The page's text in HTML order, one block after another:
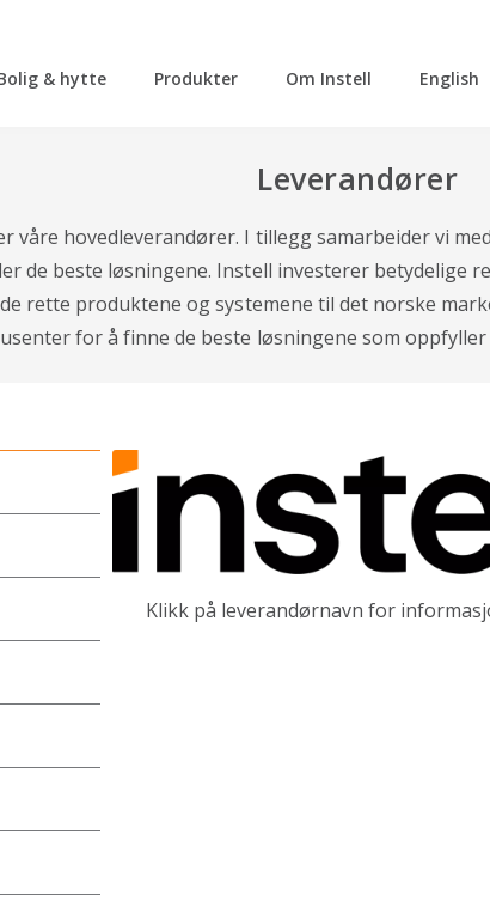
& hytte Produkter Om Instell English
Leverandører
våre hovedleverandører. I tillegg samarbeider vi
de beste løsningene. Instell investerer betydelige
rette produktene og systemene til det norske
for å finne de beste løsningene som
Klikk på leverandørnavn for